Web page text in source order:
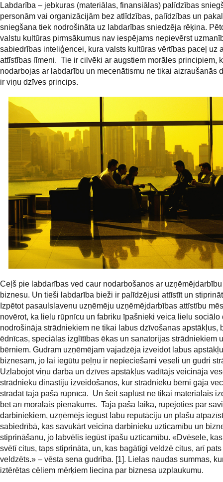
Labdarība – jebkuras (materiālas, finansiālas) palīdzības
personām vai organizācijām bez atlīdzības, palīdzības un
sniegšana tiek nodrošināta uz labdarības sniedzēja rēķina.
valstu kultūras pirmsākumus nav iespējams nepievērst
sabiedrības inteliģencei, kura valsts kultūras vērtības paceļ uz
attīstības līmeni. Tie ir cilvēki ar augstiem morāles principiem,
nodarbojas ar labdarību un mecenātismu ne tikai aizraušanās
ir viņu dzīves princips.
Ceļš pie labdarības ved caur nodarbošanos ar
biznesu. Un tieši labdarība bieži ir palīdzējusi attīstīt un
Izpētot pasaulslavenu uzņēmēju uzņēmējdarbības attīstību
novērot, ka lielu rūpnīcu un fabriku īpašnieki veica lielu sociālo
nodrošināja strādniekiem ne tikai labus dzīvošanas apstākļus,
ēdnīcas, speciālas izglītības ēkas un sanatorijas strādniekiem
bērniem. Gudram uzņēmējam vajadzēja izveidot labus
biznesam, jo lai iegūtu peļņu ir nepieciešami veseli un gudri
Uzlabojot viņu darba un dzīves apstākļus vadītājs veicināja
strādnieku dinastiju izveidošanos, kur strādnieku bērni gāja
strādāt tajā pašā rūpnīcā. Un šeit saplūst ne tikai materiālais
bet arī morālais pienākums. Tajā pašā laikā, rūpējoties par
darbiniekiem, uzņēmējs iegūst labu reputāciju un plašu
sabiedrībā, kas savukārt veicina darbinieku uzticamību un
stiprināšanu, jo labvēlis iegūst īpašu uzticamību. «Dvēsele,
svētī citus, taps stiprināta, un, kas bagātīgi veldzē citus, arī
veldzēts.» – vēsta sena gudrība. [1]. Lielas naudas summas,
iztērētas cēliem mērķiem liecina par biznesa uzplaukumu.